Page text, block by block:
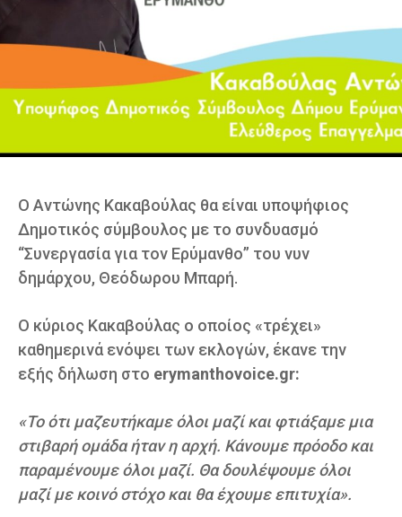
O Αντώνης Κακαβούλας θα είναι υποψήφιος
Δημοτικός σύμβουλος με το συνδυασμό
“Συνεργασία για τον Ερύμανθο” του νυν
δημάρχου, Θεόδωρου Μπαρή.
O κύριος Κακαβούλας ο οποίος «τρέχει»
καθημερινά ενόψει των εκλογών, έκανε την
εξής δήλωση στο erymanthovoice.gr:
«Το ότι μαζευτήκαμε όλοι μαζί και φτιάξαμε μια
στιβαρή ομάδα ήταν η αρχή. Κάνουμε πρόοδο και
παραμένουμε όλοι μαζί. Θα δουλέψουμε όλοι
μαζί με κοινό στόχο και θα έχουμε επιτυχία».